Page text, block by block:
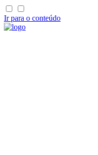
Ir para o conteúdo